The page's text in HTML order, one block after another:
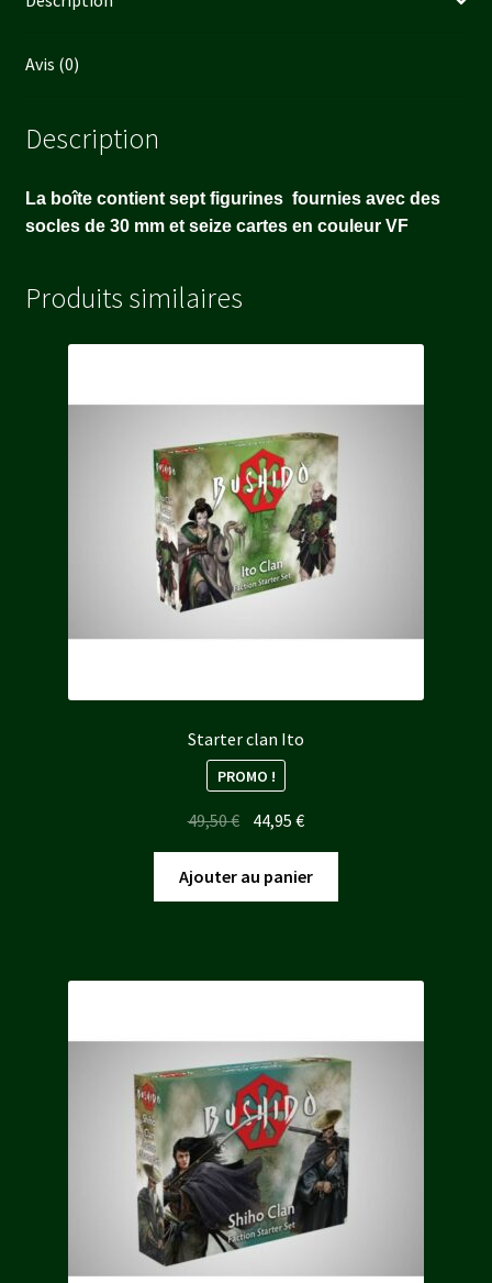
Avis (0)
Description
La boîte contient sept figurines fournies avec des
socles de 30 mm et seize cartes en couleur VF
Produits similaires
Starter clan Ito
PROMO !
49,50€ Le
prix
initial
était :
44,95€Le
prix
actuel
est :
Ajouter au panier